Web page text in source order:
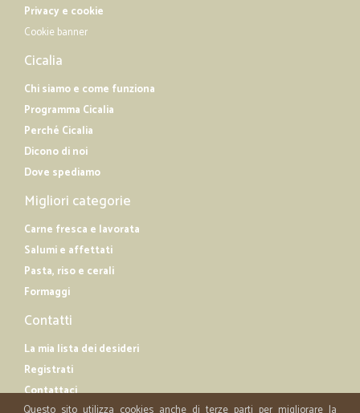
Privacy e cookie
Cookie banner
Cicalia
Chi siamo e come funziona
Programma Cicalia
Perché Cicalia
Dicono di noi
Dove spediamo
Migliori categorie
Carne fresca e lavorata
Salumi e affettati
Pasta, riso e cerali
Formaggi
Contatti
La mia lista dei desideri
Registrati
Contattaci